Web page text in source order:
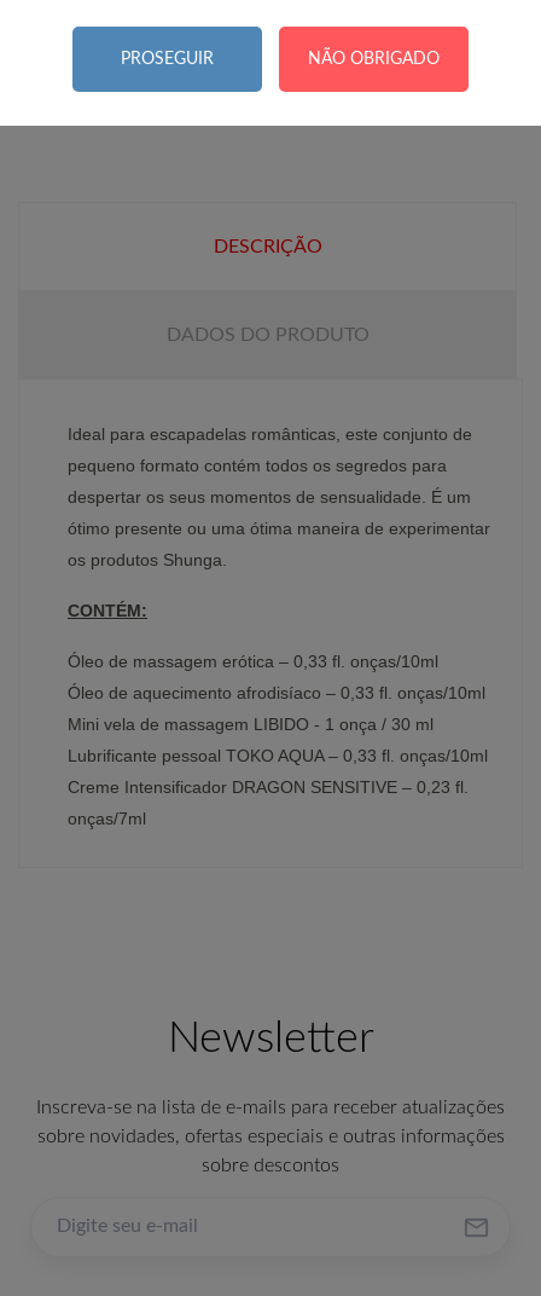
PROSEGUIR NÃO OBRIGADO
Adicionar ao carrinho
DESCRIÇÃO
DADOS DO PRODUTO
Ideal para escapadelas românticas, este conjunto de
pequeno formato contém todos os segredos para
despertar os seus momentos de sensualidade. É um
ótimo presente ou uma ótima maneira de experimentar
os produtos Shunga.
CONTÉM:
Óleo de massagem erótica – 0,33 fl. onças/10ml
Óleo de aquecimento afrodisíaco – 0,33 fl. onças/10ml
Mini vela de massagem LIBIDO - 1 onça / 30 ml
Lubrificante pessoal TOKO AQUA – 0,33 fl. onças/10ml
Creme Intensificador DRAGON SENSITIVE – 0,23 fl.
onças/7ml
Newsletter
Inscreva-se na lista de e-mails para receber atualizações
sobre novidades, ofertas especiais e outras informações
sobre descontos
